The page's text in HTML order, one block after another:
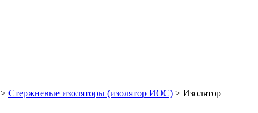
> Стержневые изоляторы (изолятор ИОС) > Изолятор